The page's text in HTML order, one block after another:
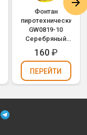
Фонтан
пиротехнический
GW0819-10
Серебряный
фонтан / SILVER
FOUNTAN
160₽
ПЕРЕЙТИ